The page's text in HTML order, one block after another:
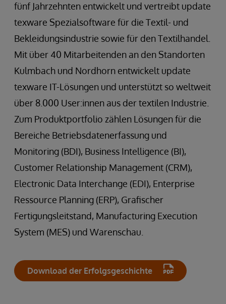
fünf Jahrzehnten entwickelt und vertreibt update
texware Spezialsoftware für die Textil- und
Bekleidungsindustrie sowie für den Textilhandel.
Mit über 40 Mitarbeitenden an den Standorten
Kulmbach und Nordhorn entwickelt update
texware IT-Lösungen und unterstützt so weltweit
über 8.000 User:innen aus der textilen Industrie.
Zum Produktportfolio zählen Lösungen für die
Bereiche Betriebsdatenerfassung und
Monitoring (BDI), Business Intelligence (BI),
Customer Relationship Management (CRM),
Electronic Data Interchange (EDI), Enterprise
Ressource Planning (ERP), Grafischer
Fertigungsleitstand, Manufacturing Execution
System (MES) und Warenschau.
Download der Erfolgsgeschichte